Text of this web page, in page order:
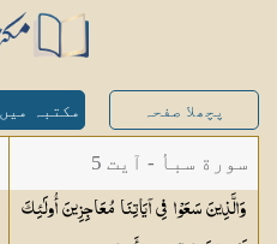
پچھلا صفحہ مکتبہ
سورة سبأ - آیت 5
وَالَّذِينَ سَعَوْا فِي آيَاتِنَا مُعَاجِزِينَ أُولَٰئِكَ